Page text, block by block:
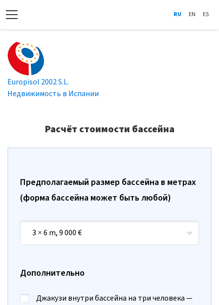
RU EN ES
Europisol 2002 S.L.
Недвижимость в Испании
Расчёт стоимости бассейна
Предполагаемый размер бассейна в метрах
(форма бассейна может быть любой)
3 × 6 m, 9 000 €
Дополнительно
Джакузи внутри бассейна на три человека —